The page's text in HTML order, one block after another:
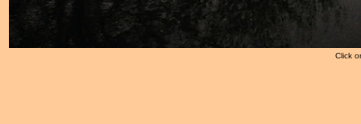
Click